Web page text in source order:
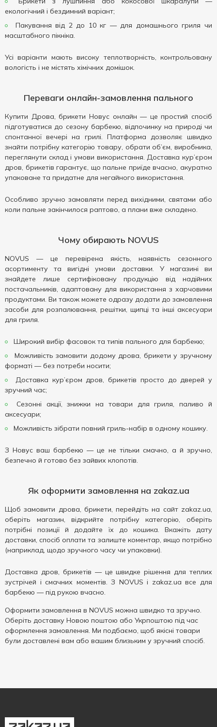
екологічний і бездимний варіант;
Пакування від 2 до 10 кг — для домашнього гриля чи
масштабного пікніка.
Усі варіанти мають високу теплотворність, контрольовану
вологість і не містять хімічних домішок.
Переваги онлайн-замовлення пального
Купити Дрова, брикети Новус онлайн — це простий спосіб
підготуватися до сезону барбекю, відпочинку на природі чи
спонтанної вечері на грилі. Платформа дозволяє швидко
знайти потрібну категорію товару, обрати об’єм, виробника,
переглянути склад і умови використання. Доставка кур’єром
дров, брикетів гарантує, що пальне приїде вчасно, акуратно
упаковане та придатне для негайного використання.
Особливо зручно замовляти перед вихідними, святами або
коли пальне закінчилося раптово, а плани вже складено.
Чому обирають NOVUS
NOVUS — це перевірена якість, наявність сезонного
асортименту та вигідні умови доставки. У магазині ви
знайдете лише сертифіковану продукцію від надійних
постачальників, адаптовану для використання з харчовими
продуктами. Ви також можете одразу додати до замовлення
засоби для розпалювання, решітки, щипці та інші аксесуари
для гриля.
Широкий вибір фасовок та типів пального для барбекю;
Можливість замовити додому дрова, брикети у зручному
форматі — без потреби носити;
Доставка кур’єром дров, брикетів просто до дверей у
зручний час;
Сезонні акції, знижки на товари для гриля, паливо й
аксесуари;
Можливість зібрати повний гриль-набір в одному кошику.
З Новус ваш барбекю — це не тільки смачно, а й зручно,
безпечно й готово без зайвих клопотів.
Як оформити замовлення на zakaz.ua
Щоб замовити дрова, брикети, перейдіть на сайт zakaz.ua,
оберіть магазин, відкрийте потрібну категорію, оберіть
потрібні позиції й додайте їх до кошика. Вкажіть дату
доставки, спосіб оплати та залиште коментар, якщо потрібно
(наприклад, щодо зручного часу чи упаковки).
Доставка дров, брикетів — це швидке рішення для теплих
зустрічей і смачних моментів. З NOVUS і zakaz.ua все для
барбекю — під рукою вчасно.
Оформити замовлення в NOVUS можна швидко та зручно.
Оберіть доставку Новою поштою або Укрпоштою під час
оформлення замовлення. Ми подбаємо, щоб якісні товари
були доставлені вам або вашим близьким у зручний спосіб.